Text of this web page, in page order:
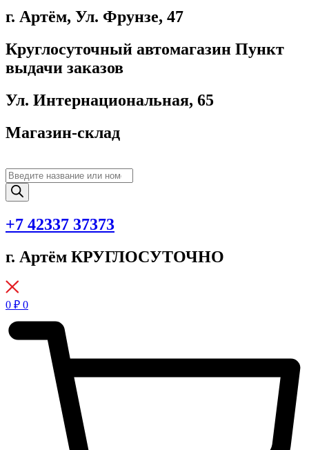
г. Артём, ​Ул. Фрунзе, 47
Круглосуточный автомагазин Пункт
выдачи заказов
Ул. Интернациональная, 65
Магазин-склад
Поиск
товаров
+7 42337 37373
г. Артём КРУГЛОСУТОЧНО
0 ₽ 0